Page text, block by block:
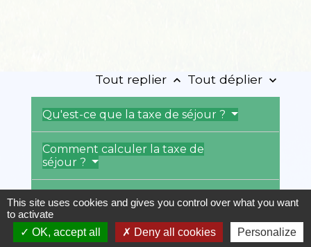
Tout replier keyboard_arrow_up Tout déplier keyboard_arrow_down
Qu'est-ce que la taxe de séjour ?
Comment calculer la taxe de
séjour ?
Comment connaître le montant de
la taxe de séjour par commune ?
This site uses cookies and gives you control over what you want
to activate
OK, accept all
Deny all cookies Personalize